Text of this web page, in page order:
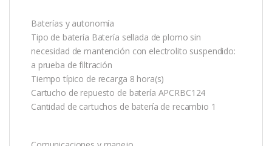
Baterías y autonomía
Tipo de batería Batería sellada de plomo sin
necesidad de mantención con electrolito suspendido:
a prueba de filtración
Tiempo típico de recarga 8 hora(s)
Cartucho de repuesto de batería APCRBC124
Cantidad de cartuchos de batería de recambio 1